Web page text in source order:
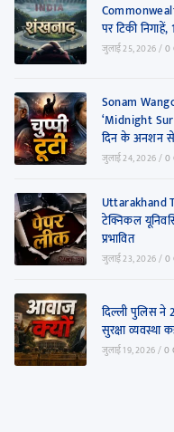
पर टिकी
जुलाई 25, 2026/0
Sonam
‘Midnight
दिन के अनशन
जुलाई 24, 2026/0
Uttarakhand
टेक्निकल
प्रभावित
जुलाई 23, 2026/0
दिल्ली पुलिस ने
सुरक्षा व्यवस्था
जुलाई 19, 2026/0